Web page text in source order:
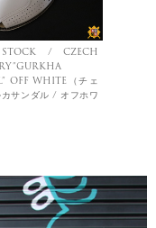
/ CZECH
OFF WHITE（チェ
サンダル / オフホワ